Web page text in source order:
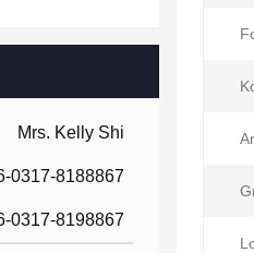
Mrs. Kelly Shi
0317-8188867
0317-8198867